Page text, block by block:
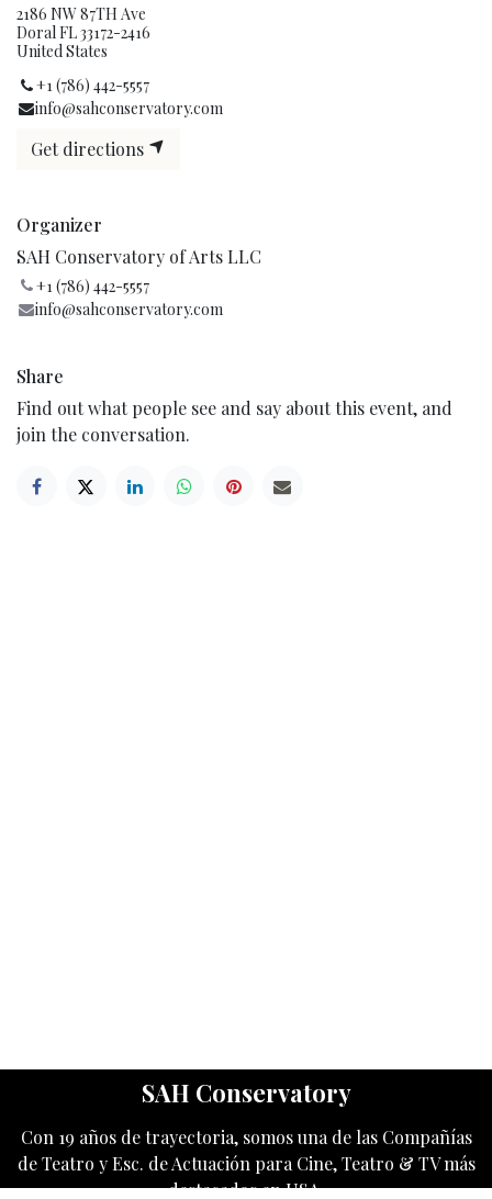
2186 NW 87TH Ave
Doral FL 33172-2416
United States
+1 (786) 442-5557
info@sahconservatory.com
Get directions
Organizer
SAH Conservatory of Arts LLC
+1 (786) 442-5557
info@sahconservatory.com
Share
Find out what people see and say about this event, and
join the conversation.
SAH Conservatory
Con 19 años de trayectoria, somos una de las Compañías
de Teatro y Esc. de Actuación para Cine, Teatro & TV más
destacados en USA.